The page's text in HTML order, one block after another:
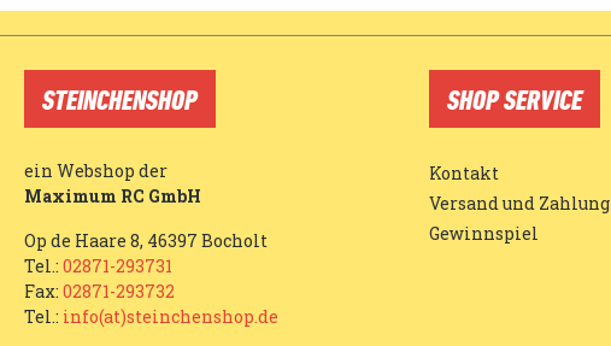
STEINCHENSHOP
ein Webshop der
Maximum RC GmbH
Op de Haare 8, 46397 Bocholt
Tel.: 02871-293731
Fax: 02871-293732
Tel.: info(at)steinchenshop.de
SHOP SERVICE
Kontakt
Versand und Zahlung
Gewinnspiel